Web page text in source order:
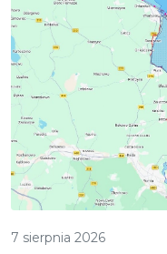
7 sierpnia 2026